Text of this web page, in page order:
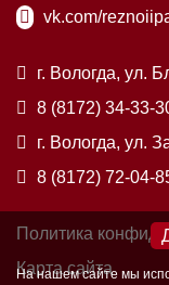
На нашем сайте мы
vk.com/
г. Вологда, ул.
8 (8172) 34-33-
г. Вологда, ул.
8 (8172) 72-04-
Политика
Карта сайта